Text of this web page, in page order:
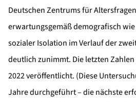
Deutschen Zentrums für
erwartungsgemäß demografisch
sozialer Isolation im Verlauf der
deutlich zunimmt. Die letzten
2022 veröffentlicht. (Diese
Jahre durchgeführt – die nächste